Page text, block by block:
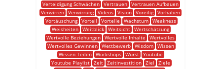
Verteidigung Schwächen Vertrauen Vertrauen Aufbauen
Verwirren Verwirrung Videos Vision Voreilig Vorhaben
Vortäuschung
Vorteil Vorteile Wachstum
Weakness
Weisheiten Weitblick Weitsicht Wertschätzung
Wertvolle Beziehungen Wertvolle Inhalte
Wertvolles
Wertvolles Gewinnen
Wettbewerb Wisdom
Wissen
Wissen Teilen
Workshops Wurst
Youtube
Youtube Playlist
Zeit Zeitinvestition Ziel
Ziele